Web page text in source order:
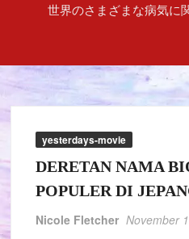
世界のさまざまな病気に
yesterdays-movie
DERETAN NAMA
POPULER DI
Nicole Fletcher November